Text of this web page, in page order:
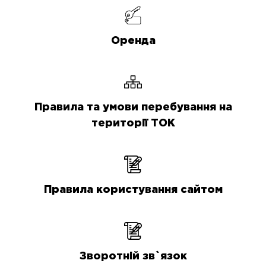
Оренда
Правила та умови перебування на
території ТОК
Правила користування сайтом
Зворотній зв`язок